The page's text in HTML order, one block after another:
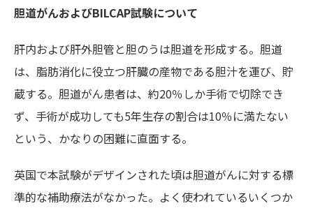
胆道がんおよびBILCAP試験について
肝内および肝外胆管と胆のうは胆道を形成する。胆道
は、脂肪消化に役立つ肝臓の産物である胆汁を運び、貯
蔵する。胆道がん患者は、約20％しか手術で切除でき
ず、手術が成功しても5年生存の割合は10％に満たない
という、かなりの困難に直面する。
英国で本試験がデザインされた頃は胆道がんに対する標
準的な補助療法がなかった。よく使われているいくつか